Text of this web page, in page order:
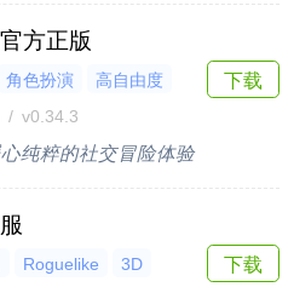
方正版
角色扮演
高自由度
/ v0.34.3
纯粹的社交冒险体验
下载
Roguelike
3D
下载